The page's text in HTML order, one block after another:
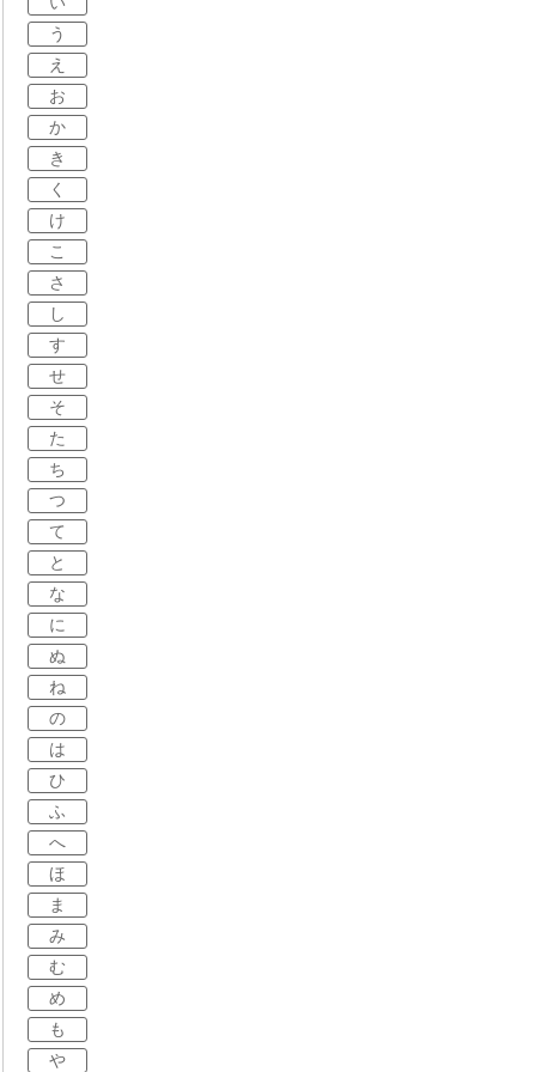
う
え
お
か
き
く
け
こ
さ
し
す
せ
そ
た
ち
つ
て
と
な
に
ぬ
ね
の
は
ひ
ふ
へ
ほ
ま
み
む
め
も
や